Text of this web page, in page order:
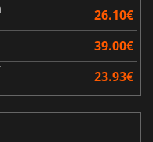
26.10€
39.00€
23.93€